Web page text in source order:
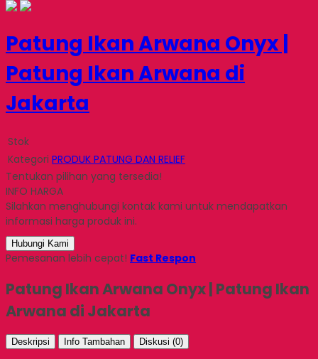
Patung Ikan Arwana Onyx |
Patung Ikan Arwana di
Jakarta
Stok
Kategori PRODUK PATUNG DAN RELIEF
Tentukan pilihan yang tersedia!
INFO HARGA
Silahkan menghubungi kontak kami untuk mendapatkan
informasi harga produk ini.
Hubungi Kami
Pemesanan lebih cepat! Fast Respon
Patung Ikan Arwana Onyx | Patung Ikan
Arwana di Jakarta
Deskripsi Info Tambahan Diskusi (0)